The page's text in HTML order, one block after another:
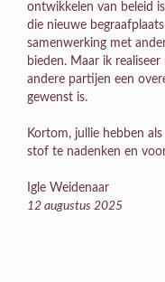
ontwikkelen van beleid
die nieuwe
samenwerking met
bieden. Maar ik
andere partijen een
gewenst is.
Kortom, jullie hebben
stof te nadenken en
Igle Weidenaar
12 augustus 2025